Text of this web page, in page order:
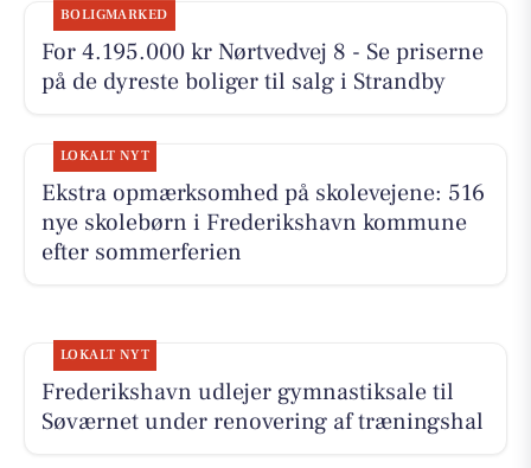
BOLIGMARKED
For 4.195.000 kr Nørtvedvej 8 - Se priserne
på de dyreste boliger til salg i Strandby
LOKALT NYT
Ekstra opmærksomhed på skolevejene: 516
nye skolebørn i Frederikshavn kommune
efter sommerferien
LOKALT NYT
Frederikshavn udlejer gymnastiksale til
Søværnet under renovering af træningshal